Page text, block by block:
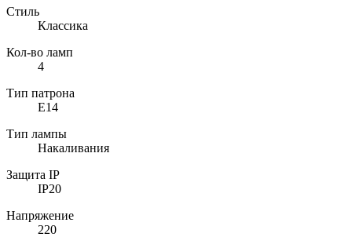
Стиль
Классика
Кол-во ламп
4
Тип патрона
E14
Тип лампы
Накаливания
Защита IP
IP20
Напряжение
220